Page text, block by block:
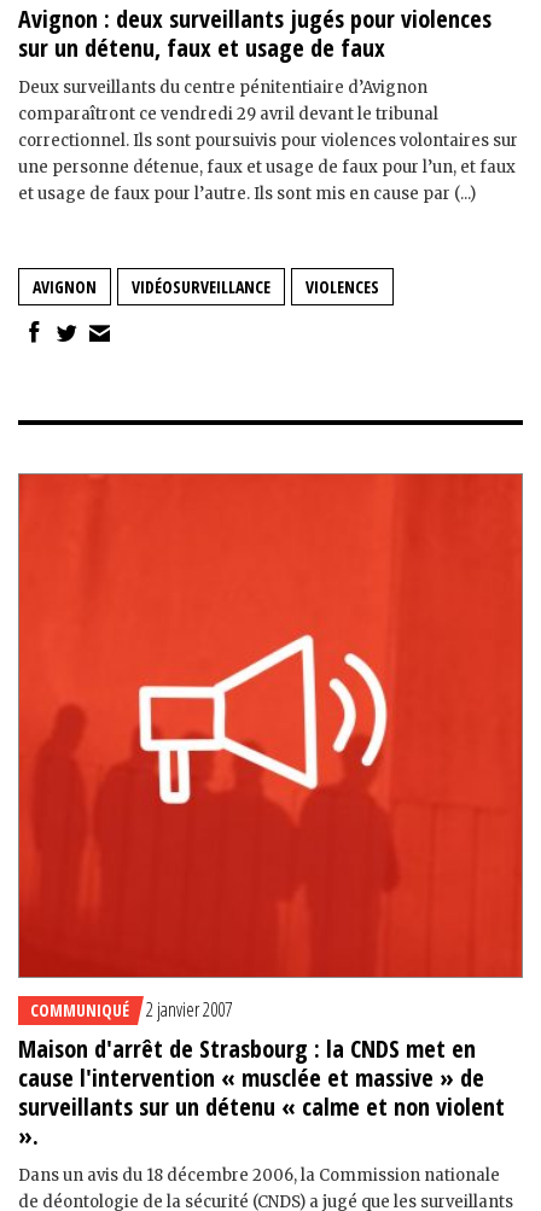
Avignon : deux surveillants jugés pour violences
sur un détenu, faux et usage de faux
Deux surveillants du centre pénitentiaire d’Avignon
comparaîtront ce vendredi 29 avril devant le tribunal
correctionnel. Ils sont poursuivis pour violences volontaires sur
une personne détenue, faux et usage de faux pour l’un, et faux
et usage de faux pour l’autre. Ils sont mis en cause par (...)
AVIGNON VIDÉOSURVEILLANCE VIOLENCES
COMMUNIQUÉ 2 janvier 2007
Maison d'arrêt de Strasbourg : la CNDS met en
cause l'intervention « musclée et massive » de
surveillants sur un détenu « calme et non violent
».
Dans un avis du 18 décembre 2006, la Commission nationale
de déontologie de la sécurité (CNDS) a jugé que les surveillants